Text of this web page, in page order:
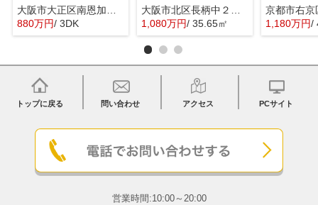
大阪市大正区南恩加島３丁目の中古一戸建
880万円/ 3DK
大阪市北区長柄中２丁目の売地
1,080万円/ 35.65㎡ 1,180万円/
トップに戻る 問い合わせ アクセス PCサイト
営業時間:10:00～20:00